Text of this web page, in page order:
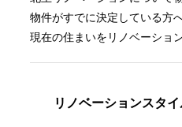
物件がすでに決定している方
現在の住まいをリノベーショ
リノベーションスタ